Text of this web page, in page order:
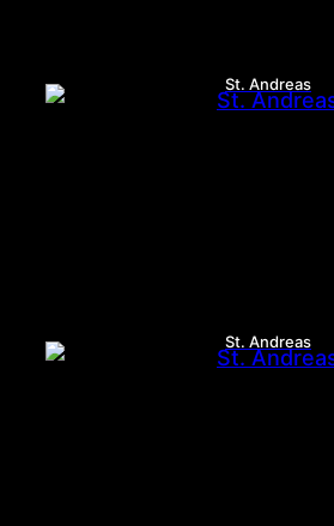
St. Andreas
St. Andreas